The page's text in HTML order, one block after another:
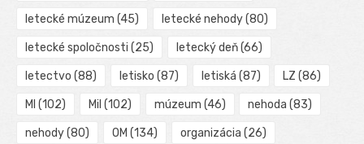
letecké múzeum (45) letecké nehody(80)
letecké spoločnosti (25) letecký deň(66)
letectvo (88) letisko (87) letiská (87) LZ (86)
MI (102) Mil (102) múzeum (46) nehoda (83)
nehody(80) OM (134) organizácia (26)